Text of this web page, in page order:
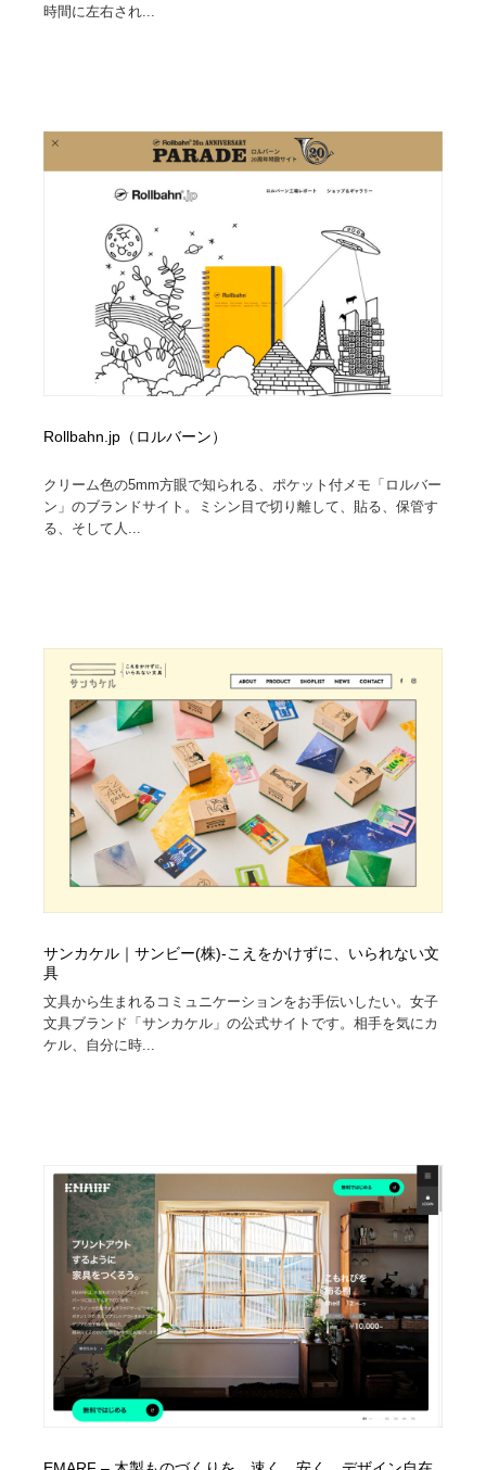
時間に左右され...
Rollbahn.jp（ロルバーン）
クリーム色の5mm方眼で知られる、ポケット付メモ「ロルバー
ン」のブランドサイト。ミシン目で切り離して、貼る、保管す
る、そして人...
サンカケル｜サンビー(株)-こえをかけずに、いられない文
具
文具から生まれるコミュニケーションをお手伝いしたい。女子
文具ブランド「サンカケル」の公式サイトです。相手を気にカ
ケル、自分に時...